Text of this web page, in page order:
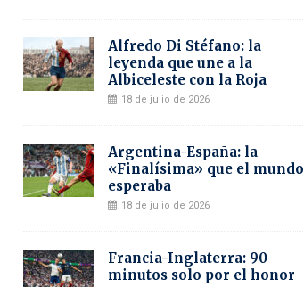
Alfredo Di Stéfano: la
leyenda que une a la
Albiceleste con la Roja
18 de julio de 2026
Argentina-España: la
«Finalísima» que el mundo
esperaba
18 de julio de 2026
Francia-Inglaterra: 90
minutos solo por el honor